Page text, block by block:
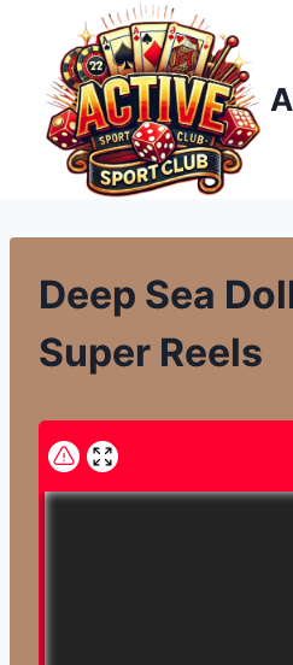
obsah
Deep Sea
Super Reels